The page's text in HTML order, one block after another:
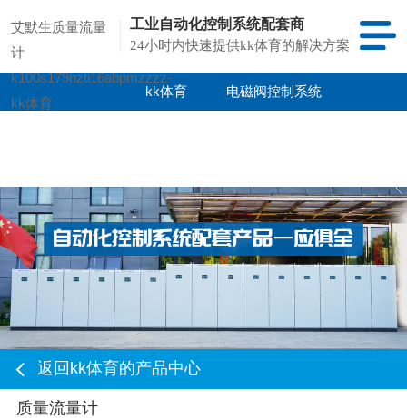
艾默生质量流量
计
k100s179nzti16abpmzzzz-
kk体育
工业自动化控制系统配套商
24小时内快速提供kk体育的解决方案
kk体育 电磁阀控制系统
返回kk体育的产品中心
质量流量计